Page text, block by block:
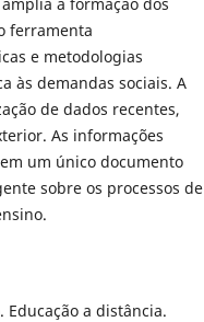
ferramenta
e metodologias
às demandas sociais. A
de dados recentes,
As informações
um único documento
sobre os processos de
a distância.